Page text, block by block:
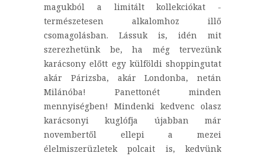
magukból a limitált kollekciókat -
természetesen alkalomhoz illő
csomagolásban. Lássuk is, idén mit
szerezhetünk be, ha még tervezünk
karácsony előtt egy külföldi shoppingutat
akár Párizsba, akár Londonba, netán
Milánóba! Panettonét minden
mennyiségben! Mindenki kedvenc olasz
karácsonyi kuglófja újabban már
novembertől ellepi a mezei
élelmiszerüzletek polcait is, kedvünk